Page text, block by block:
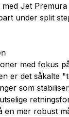
med Jet
under split
med fokus
er det såkalte
som
en mer robust